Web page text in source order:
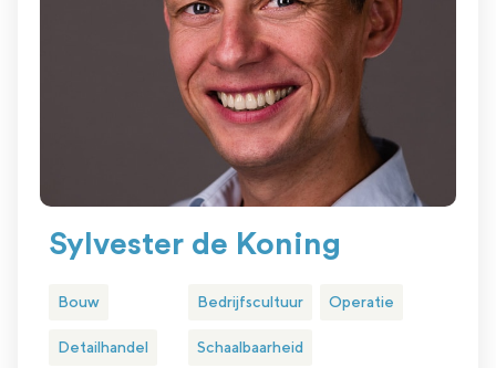
Sylvester de Koning
Bouw
Detailhandel
Bedrijfscultuur Operatie
Schaalbaarheid